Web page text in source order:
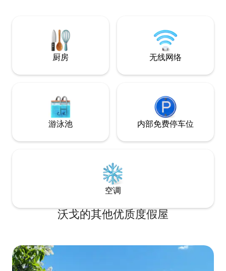
好。 Facebook:
Hellegardvaga
厨房 无线网络
游泳池 内部免费停车位
空调
沃戈的其他优质度假屋